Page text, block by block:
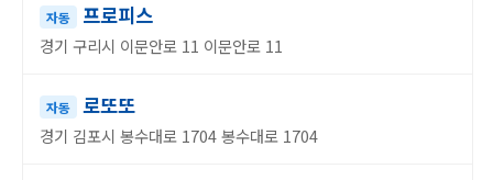
자동 프로피스
경기 구리시 이문안로 11 이문안로 11
자동 로또또
경기 김포시 봉수대로 1704 봉수대로 1704